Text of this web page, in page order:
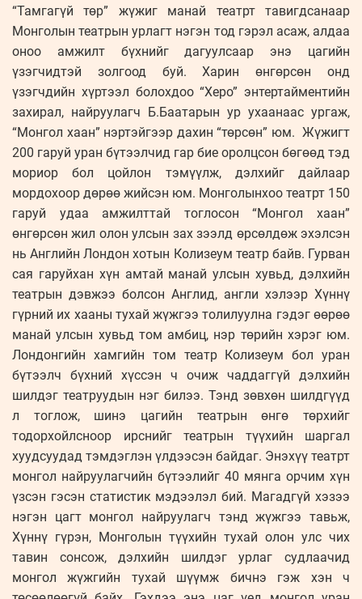
“Тамгагүй төр” жүжиг манай театрт тавигдсанаар
Монголын театрын урлагт нэгэн тод гэрэл асаж, алдаа
оноо амжилт бүхнийг дагуулсаар энэ цагийн
үзэгчидтэй золгоод буй. Харин өнгөрсөн онд
үзэгчдийн хүртээл болохдоо “Херо” энтертайментийн
захирал, найруулагч Б.Баатарын ур ухаанаас ургаж,
“Монгол хаан” нэртэйгээр дахин “төрсөн” юм. Жүжигт
200 гаруй уран бүтээлчид гар бие оролцсон бөгөөд тэд
мориор бол цойлон тэмүүлж, дэлхийг дайлаар
мордохоор дөрөө жийсэн юм. Монголынхоо театрт 150
гаруй удаа амжилттай тоглосон “Монгол хаан”
өнгөрсөн жил олон улсын зах зээлд өрсөлдөж эхэлсэн
нь Английн Лондон хотын Колизеум театр байв. Гурван
сая гаруйхан хүн амтай манай улсын хувьд, дэлхийн
театрын дэвжээ болсон Англид, англи хэлээр Хүннү
гүрний их хааны тухай жүжгээ толилуулна гэдэг өөрөө
манай улсын хувьд том амбиц, нэр төрийн хэрэг юм.
Лондонгийн хамгийн том театр Колизеум бол уран
бүтээлч бүхний хүссэн ч очиж чаддаггүй дэлхийн
шилдэг театруудын нэг билээ. Тэнд зөвхөн шилдгүүд
л тоглож, шинэ цагийн театрын өнгө төрхийг
тодорхойлсноор ирснийг театрын түүхийн шаргал
хуудсуудад тэмдэглэн үлдээсэн байдаг. Энэхүү театрт
монгол найруулагчийн бүтээлийг 40 мянга орчим хүн
үзсэн гэсэн статистик мэдээлэл бий. Магадгүй хэзээ
нэгэн цагт монгол найруулагч тэнд жүжгээ тавьж,
Хүннү гүрэн, Монголын түүхийн тухай олон улс чих
тавин сонсож, дэлхийн шилдэг урлаг судлаачид
монгол жүжгийн тухай шүүмж бичнэ гэж хэн ч